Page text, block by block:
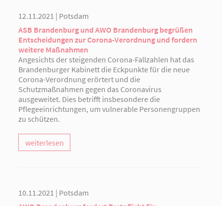
12.11.2021 | Potsdam
ASB Brandenburg und AWO Brandenburg begrüßen
Entscheidungen zur Corona-Verordnung und fordern
weitere Maßnahmen
Angesichts der steigenden Corona-Fallzahlen hat das
Brandenburger Kabinett die Eckpunkte für die neue
Corona-Verordnung erörtert und die
Schutzmaßnahmen gegen das Coronavirus
ausgeweitet. Dies betrifft insbesondere die
Pflegeeinrichtungen, um vulnerable Personengruppen
zu schützen.
weiterlesen
10.11.2021 | Potsdam